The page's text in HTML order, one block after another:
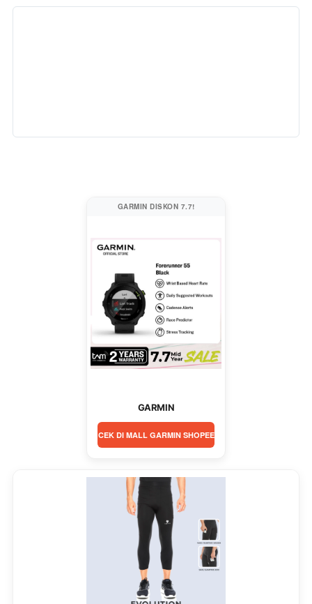
GARMIN DISKON 7.7!
GARMIN
CEK DI MALL GARMIN SHOPEE